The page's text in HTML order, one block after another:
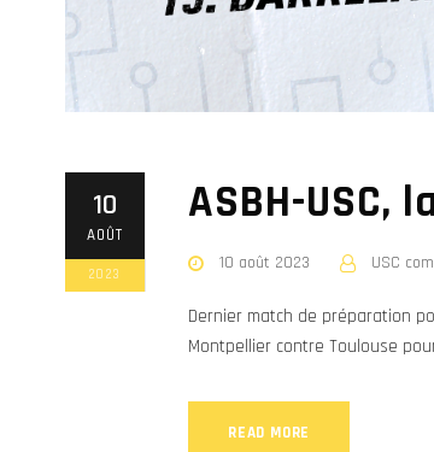
10
AOÛT
2023
ASBH-
10 août 2023 USC
Dernier match de préparation
Montpellier contre Toulouse
READ MORE